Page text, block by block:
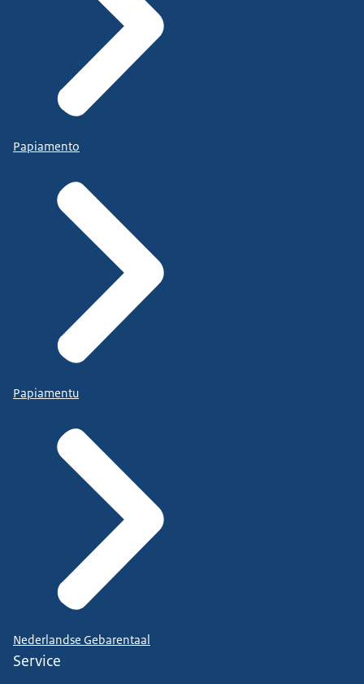
Papiamento
Papiamentu
Nederlandse Gebarentaal
Service